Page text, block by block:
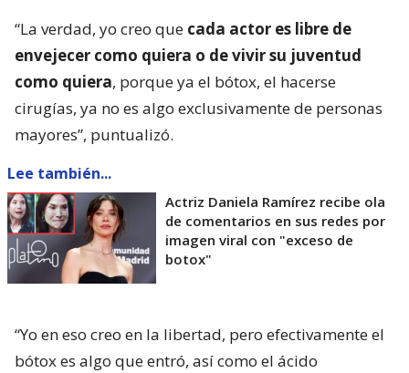
“La verdad, yo creo que cada actor es libre de
envejecer como quiera o de vivir su juventud
como quiera, porque ya el bótox, el hacerse
cirugías, ya no es algo exclusivamente de personas
mayores”, puntualizó.
Lee también...
Actriz Daniela Ramírez recibe ola
de comentarios en sus redes por
imagen viral con "exceso de
botox"
“Yo en eso creo en la libertad, pero efectivamente el
bótox es algo que entró, así como el ácido